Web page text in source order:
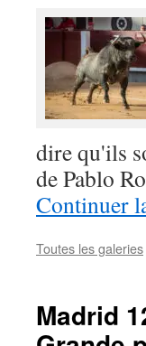
dire qu'ils
de Pablo
Continuer
Toutes les galeries
Madrid